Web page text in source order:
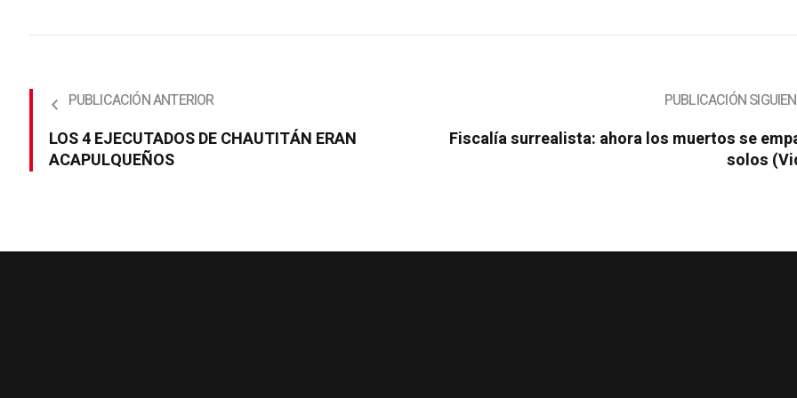
LOS 4 EJECUTADOS DE CHAUTITÁN ERAN
ACAPULQUEÑOS
Fiscalía surrealista: ahora los muertos se
solos